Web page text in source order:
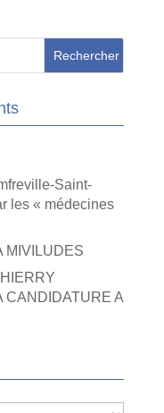
Saint-
les « médecines
MIVILUDES
CANDIDATURE A